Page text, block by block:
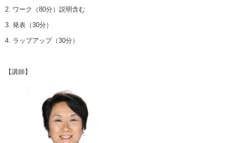
2. ワーク（80分）説明含む
3. 発表（30分）
4. ラップアップ（30分）
【講師】